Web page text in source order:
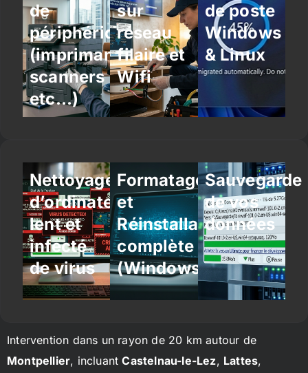
de
périphériques
(imprimantes,
scanners
etc…)
sur
réseau
filaire et
Wifi
de poste
Windows
& Linux
Nettoyage
d’ordinateur
lent et
infecté
de virus
Formatage
et
Réinstallation
complète
(Windows/Linux)
Sauvegarde
de vos
données
Intervention dans un rayon de 20 km autour de
Montpellier, incluantCastelnau-le-Lez, Lattes,